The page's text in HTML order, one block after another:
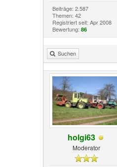
Beiträge: 2.587
Themen: 42
Registriert seit: Apr 2008
Bewertung: 86
Suchen
holgi63
Moderator